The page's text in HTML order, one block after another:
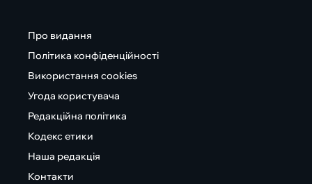
Про видання
Політика конфіденційності
Використання cookies
Угода користувача
Редакційна політика
Кодекс етики
Наша редакція
Контакти